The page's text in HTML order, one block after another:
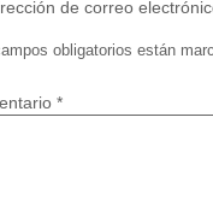
de correo
obligatorios están
*